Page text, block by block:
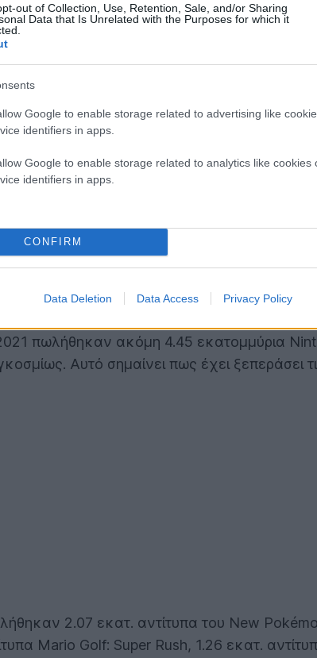
out of Collection, Use, Retention, Sale, and/or Sharing
Data that Is Unrelated with the Purposes for which it
Google to enable storage related to advertising like
identifiers in apps.
Google to enable storage related to analytics like cookies
identifiers in apps.
CONFIRM
Data Deletion Data Access Privacy Policy
δεύτερου τριμήνου του 2021 και για
που αποδεικνύουν ότι είναι μία από
πωλήθηκαν ακόμη 4.45 εκατομμύρια
Αυτό σημαίνει πως έχει ξεπεράσει
2.07 εκατ. αντίτυπα του New
Mario Golf: Super Rush, 1.26 εκατ.